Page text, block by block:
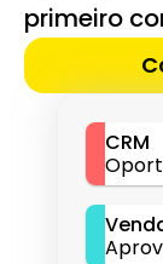
primeiro
CRM